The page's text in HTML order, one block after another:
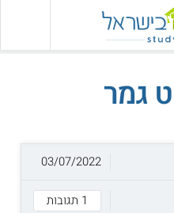
גמר
1 תגובות
03/07/2022